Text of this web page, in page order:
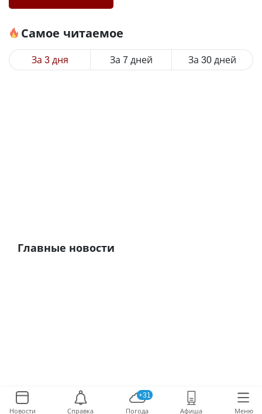
Самое читаемое
За 3 дня За 7 дней За 30 дней
Главные новости
Новости Справка
+31
Погода Афиша Меню